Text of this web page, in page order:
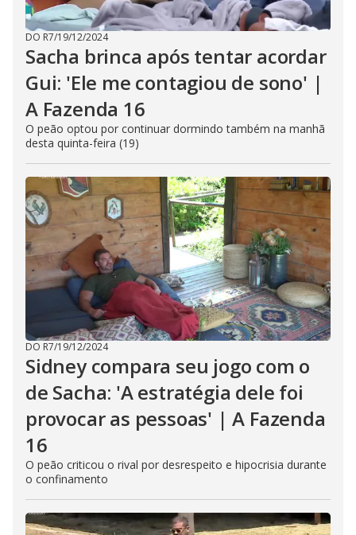
DO R7/19/12/2024
Sacha brinca após tentar acordar
Gui: 'Ele me contagiou de sono' |
A Fazenda 16
O peão optou por continuar dormindo também na manhã
desta quinta-feira (19)
DO R7/19/12/2024
Sidney compara seu jogo com o
de Sacha: 'A estratégia dele foi
provocar as pessoas' | A Fazenda
16
O peão criticou o rival por desrespeito e hipocrisia durante
o confinamento